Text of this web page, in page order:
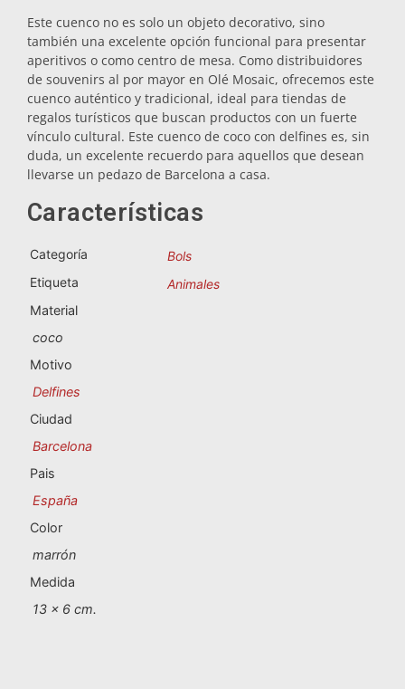
Vasos de chupito
Souvenirs por ciudad
Souvenirs de Portugal
A Coruña
Ávila
Este cuenco no es solo un objeto decorativo, sino
también una excelente opción funcional para presentar
aperitivos o como centro de mesa. Como distribuidores
de souvenirs al por mayor en Olé Mosaic, ofrecemos este
cuenco auténtico y tradicional, ideal para tiendas de
regalos turísticos que buscan productos con un fuerte
vínculo cultural. Este cuenco de coco con delfines es, sin
duda, un excelente recuerdo para aquellos que desean
llevarse un pedazo de Barcelona a casa.
Características
Categoría
Bols
Etiqueta
Animales
Material
coco
Motivo
Delfines
Ciudad
Barcelona
Pais
España
Color
marrón
Medida
13 x 6 cm.